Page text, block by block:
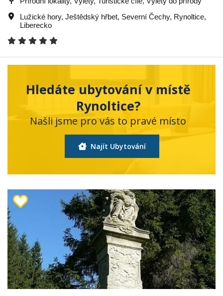
Lužické hory, Ještědský hřbet, Severní Čechy, Rynoltice,
Liberecko
Hledáte ubytování v místě
Rynoltice?
Našli jsme pro vás to pravé místo
Najít Ubytování